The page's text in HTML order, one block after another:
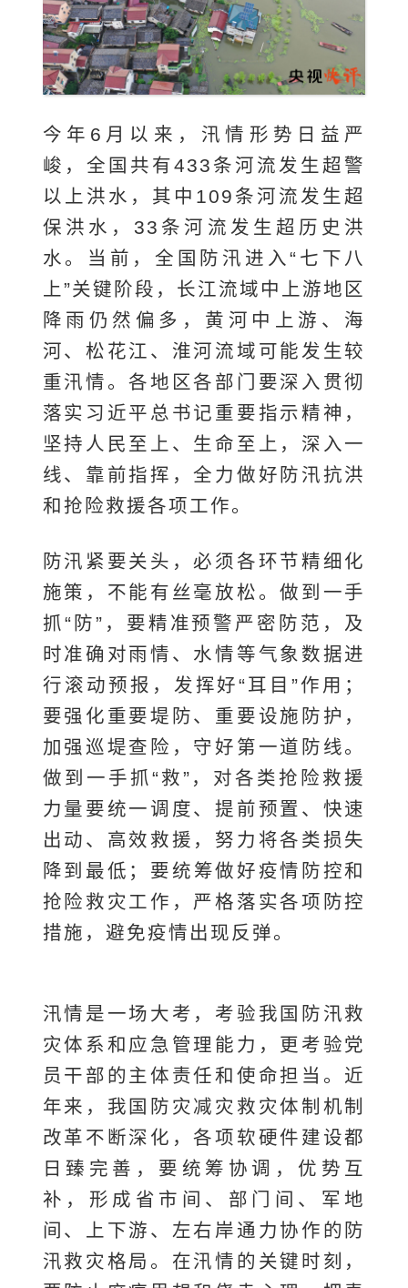
今年6月以来，汛情形势日益严
峻，全国共有433条河流发生超警
以上洪水，其中109条河流发生超
保洪水，33条河流发生超历史洪
水。当前，全国防汛进入“七下八
上”关键阶段，长江流域中上游地区
降雨仍然偏多，黄河中上游、海
河、松花江、淮河流域可能发生较
重汛情。各地区各部门要深入贯彻
落实习近平总书记重要指示精神，
坚持人民至上、生命至上，深入一
线、靠前指挥，全力做好防汛抗洪
和抢险救援各项工作。
防汛紧要关头，必须各环节精细化
施策，不能有丝毫放松。做到一手
抓“防”，要精准预警严密防范，及
时准确对雨情、水情等气象数据进
行滚动预报，发挥好“耳目”作用；
要强化重要堤防、重要设施防护，
加强巡堤查险，守好第一道防线。
做到一手抓“救”，对各类抢险救援
力量要统一调度、提前预置、快速
出动、高效救援，努力将各类损失
降到最低；要统筹做好疫情防控和
抢险救灾工作，严格落实各项防控
措施，避免疫情出现反弹。
汛情是一场大考，考验我国防汛救
灾体系和应急管理能力，更考验党
员干部的主体责任和使命担当。近
年来，我国防灾减灾救灾体制机制
改革不断深化，各项软硬件建设都
日臻完善，要统筹协调，优势互
补，形成省市间、部门间、军地
间、上下游、左右岸通力协作的防
汛救灾格局。在汛情的关键时刻，